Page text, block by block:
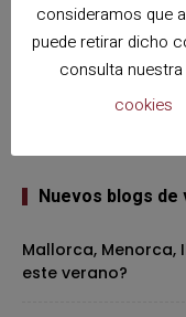
Nuevos blogs de
Mallorca, Menorca,
este verano?
consideramos que
puede retirar dicho
consulta nuestra
cookies